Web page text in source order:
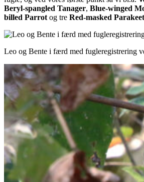
Beryl-spangled Tanager, Blue-winged
billed Parrot og tre Red-masked Parakeet
Leo og Bente i færd med fugleregistrering